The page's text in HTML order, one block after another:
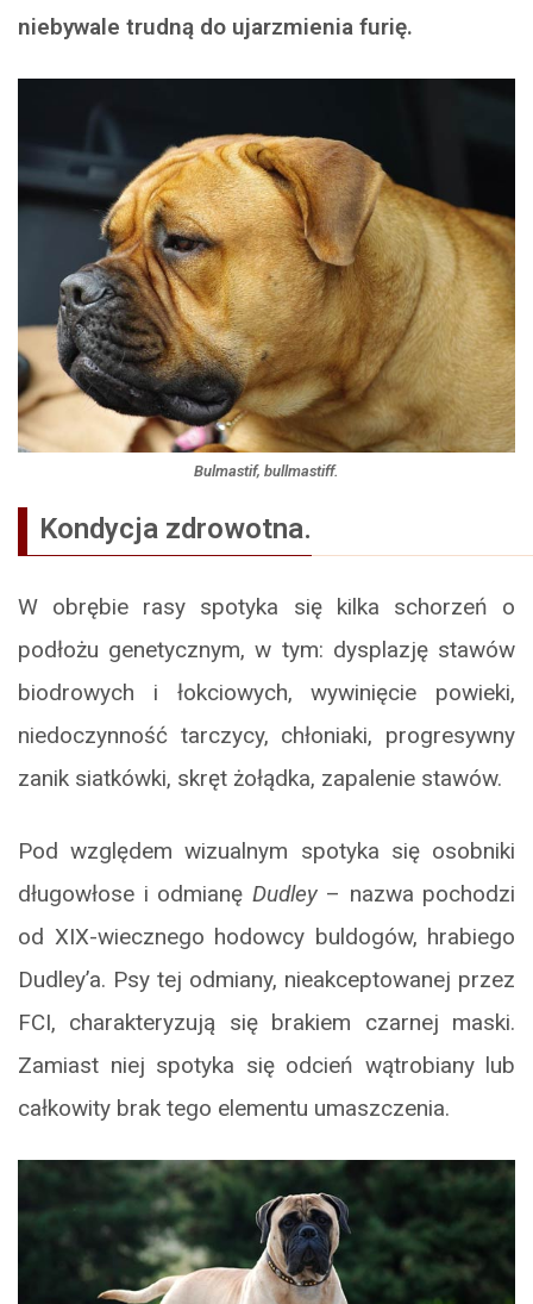
niebywale trudną do ujarzmienia furię.
Bulmastif, bullmastiff.
Kondycja zdrowotna.
W obrębie rasy spotyka się kilka schorzeń o
podłożu genetycznym, w tym: dysplazję stawów
biodrowych i łokciowych, wywinięcie powieki,
niedoczynność tarczycy, chłoniaki, progresywny
zanik siatkówki, skręt żołądka, zapalenie stawów.
Pod względem wizualnym spotyka się osobniki
długowłose i odmianę Dudley ­ – nazwa pochodzi
od XIX-wiecznego hodowcy buldogów, hrabiego
Dudley’a. Psy tej odmiany, nieakceptowanej przez
FCI, charakteryzują się brakiem czarnej maski.
Zamiast niej spotyka się odcień wątrobiany lub
całkowity brak tego elementu umaszczenia.